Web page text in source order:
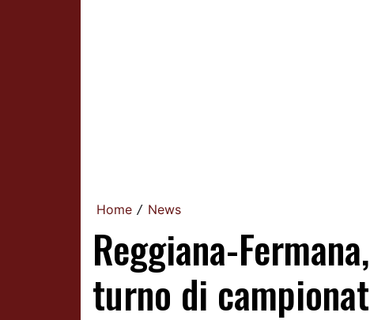
Home / News
Reggiana-
turno di